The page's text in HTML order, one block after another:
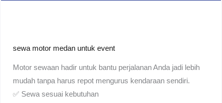
sewa motor medan untuk event
Motor sewaan hadir untuk bantu perjalanan Anda jadi lebih
mudah tanpa harus repot mengurus kendaraan sendiri.
✅ Sewa sesuai kebutuhan